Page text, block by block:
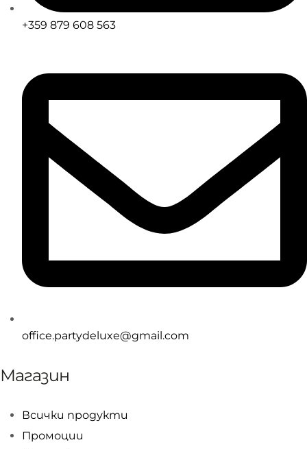
+359 879 608 563
office.partydeluxe@gmail.com
Магазин
Всички продукти
Промоции